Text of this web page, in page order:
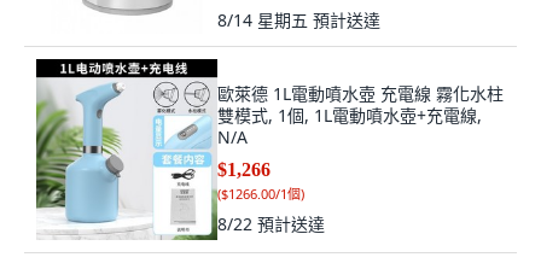
8/14 星期五 預計送達
歐萊德 1L電動噴水壺 充電線 霧化水柱
雙模式, 1個, 1L電動噴水壺+充電線,
N/A
$1,266
($1266.00/1個)
8/22 預計送達